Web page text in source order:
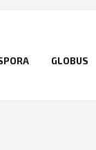
GLOBUS